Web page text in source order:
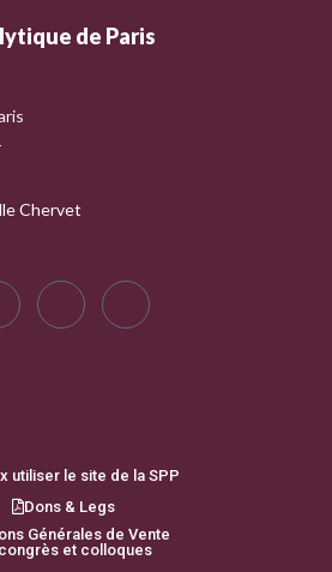
de Paris
Chervet
utiliser le site de la SPP
Dons & Legs
Générales de Vente
et colloques